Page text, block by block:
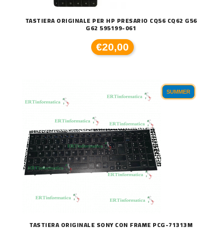
TASTIERA ORIGINALE PER HP PRESARIO CQ56 CQ62 G56
G62 595199-061
€20,00
SUMMER
TASTIERA ORIGINALE SONY CON FRAME PCG-71313M